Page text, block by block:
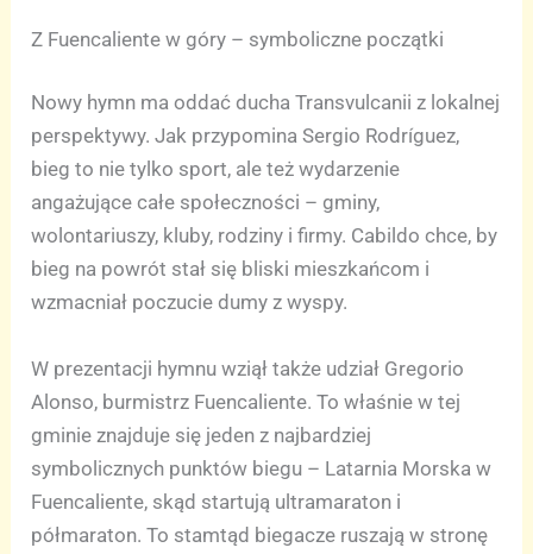
Z Fuencaliente w góry – symboliczne początki
Nowy hymn ma oddać ducha Transvulcanii z lokalnej
perspektywy. Jak przypomina Sergio Rodríguez,
bieg to nie tylko sport, ale też wydarzenie
angażujące całe społeczności – gminy,
wolontariuszy, kluby, rodziny i firmy. Cabildo chce, by
bieg na powrót stał się bliski mieszkańcom i
wzmacniał poczucie dumy z wyspy.
W prezentacji hymnu wziął także udział Gregorio
Alonso, burmistrz Fuencaliente. To właśnie w tej
gminie znajduje się jeden z najbardziej
symbolicznych punktów biegu – Latarnia Morska w
Fuencaliente, skąd startują ultramaraton i
półmaraton. To stamtąd biegacze ruszają w stronę